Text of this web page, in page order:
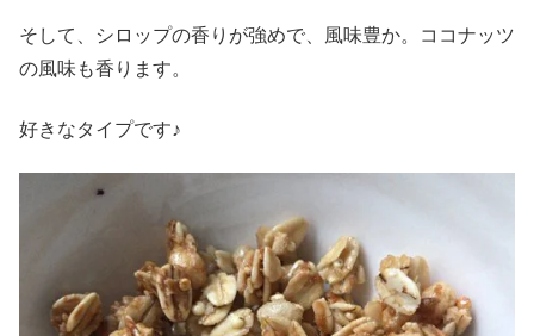
そして、シロップの香りが強めで、風味豊か。ココナッツ
の風味も香ります。
好きなタイプです♪